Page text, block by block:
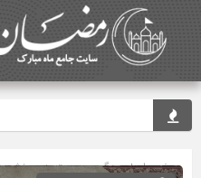
صفحه اصلی» گروه » دسته‌بندی نشده